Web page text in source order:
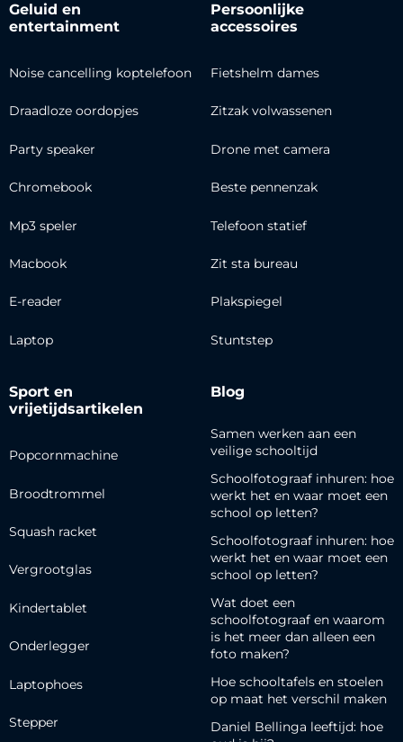
Geluid en
entertainment
Noise cancelling koptelefoon
Draadloze oordopjes
Party speaker
Chromebook
Mp3 speler
Macbook
E-reader
Laptop
Persoonlijke
accessoires
Fietshelm dames
Zitzak volwassenen
Drone met camera
Beste pennenzak
Telefoon statief
Zit sta bureau
Plakspiegel
Stuntstep
Sport en
vrijetijdsartikelen
Popcornmachine
Broodtrommel
Squash racket
Vergrootglas
Kindertablet
Onderlegger
Laptophoes
Stepper
Blog
Samen werken aan een
veilige schooltijd
Schoolfotograaf inhuren: hoe
werkt het en waar moet een
school op letten?
Schoolfotograaf inhuren: hoe
werkt het en waar moet een
school op letten?
Wat doet een
schoolfotograaf en waarom
is het meer dan alleen een
foto maken?
Hoe schooltafels en stoelen
op maat het verschil maken
Daniel Bellinga leeftijd: hoe